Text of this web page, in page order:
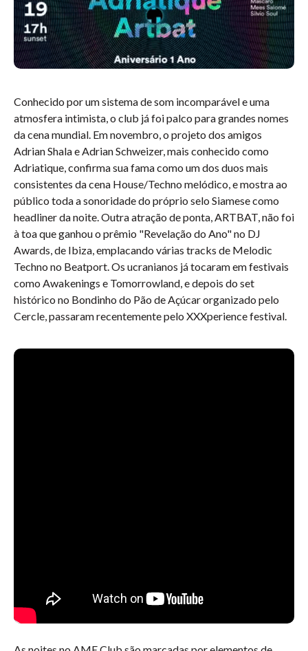
Conhecido por um sistema de som incomparável e uma
atmosfera intimista, o club já foi palco para grandes nomes
da cena mundial. Em novembro, o projeto dos amigos
Adrian Shala e Adrian Schweizer, mais conhecido como
Adriatique, confirma sua fama como um dos duos mais
consistentes da cena House/Techno melódico, e mostra ao
público toda a sonoridade do próprio selo Siamese como
headliner da noite. Outra atração de ponta, ARTBAT, não foi
à toa que ganhou o prêmio "Revelação do Ano" no DJ
Awards, de Ibiza, emplacando várias tracks de Melodic
Techno no Beatport. Os ucranianos já tocaram em festivais
como Awakenings e Tomorrowland, e depois do set
histórico no Bondinho do Pão de Açúcar organizado pelo
Cercle, passaram recentemente pelo XXXperience festival.